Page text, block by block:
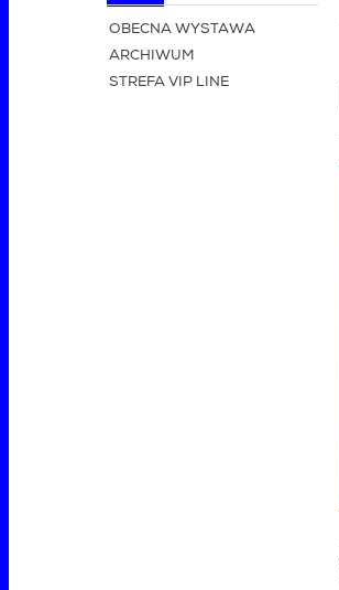
OBECNA WYSTAWA
ARCHIWUM
STREFA VIP LINE